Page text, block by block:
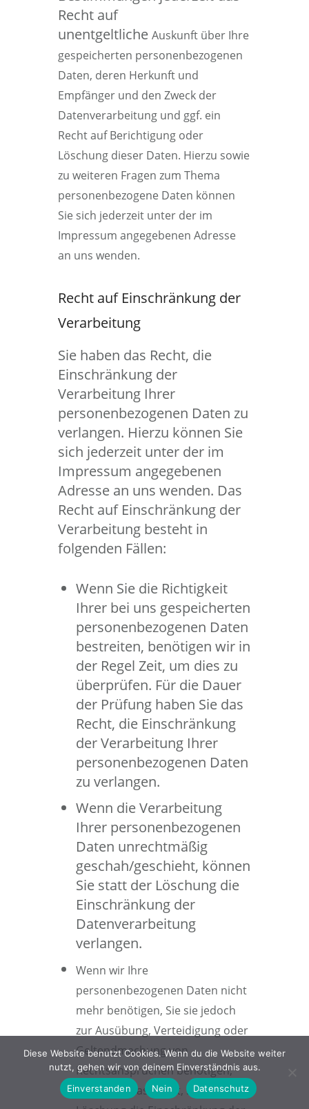
Recht auf
unentgeltliche Auskunft über Ihre
gespeicherten personenbezogenen
Daten, deren Herkunft und
Empfänger und den Zweck der
Datenverarbeitung und ggf. ein
Recht auf Berichtigung oder
Löschung dieser Daten. Hierzu sowie
zu weiteren Fragen zum Thema
personenbezogene Daten können
Sie sich jederzeit unter der im
Impressum angegebenen Adresse
an uns wenden.
Recht auf Einschränkung der
Verarbeitung
Sie haben das Recht, die
Einschränkung der
Verarbeitung Ihrer
personenbezogenen Daten zu
verlangen. Hierzu können Sie
sich jederzeit unter der im
Impressum angegebenen
Adresse an uns wenden. Das
Recht auf Einschränkung der
Verarbeitung besteht in
folgenden Fällen:
Wenn Sie die Richtigkeit
Ihrer bei uns gespeicherten
personenbezogenen Daten
bestreiten, benötigen wir in
der Regel Zeit, um dies zu
überprüfen. Für die Dauer
der Prüfung haben Sie das
Recht, die Einschränkung
der Verarbeitung Ihrer
personenbezogenen Daten
zu verlangen.
Wenn die Verarbeitung
Ihrer personenbezogenen
Daten unrechtmäßig
geschah/geschieht, können
Sie statt der Löschung die
Einschränkung der
Datenverarbeitung
verlangen.
Wenn wir Ihre
personenbezogenen Daten nicht
mehr benötigen, Sie sie jedoch
zur Ausübung, Verteidigung oder
Geltendmachung von
Rechtsansprüchen benötigen,
haben Sie das Recht, statt der
Diese Website benutzt Cookies. Wenn du die Website weiter
nutzt, gehen wir von deinem Einverständnis aus.
Einverstanden
Nein Datenschutz